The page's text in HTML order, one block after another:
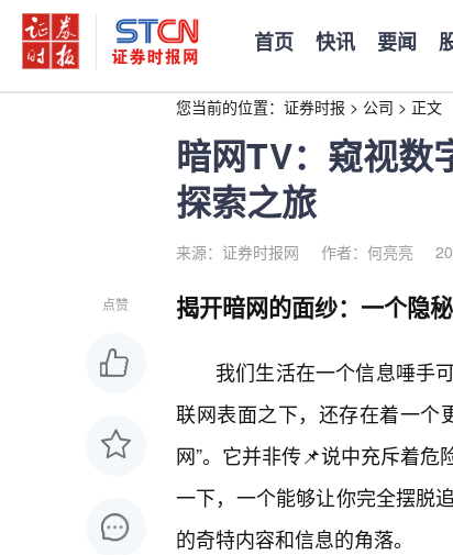
首页 快讯 要闻
您当前的位置： 证券时报 > 公司 > 正文
暗网TV：窥视数
探索之旅
来源：证券时报网 作者：何亮亮
点赞 揭开暗网的面纱：一个隐
我们生活在一个信息唾手
联网表面之下，还存在着一个
网”。它并非传📌说中充斥着
一下，一个能够让你完全摆脱
的奇特内容和信息的角落。